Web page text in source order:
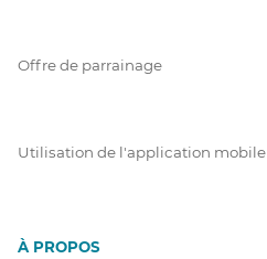
Offre de parrainage
Utilisation de l'application mobile
À PROPOS